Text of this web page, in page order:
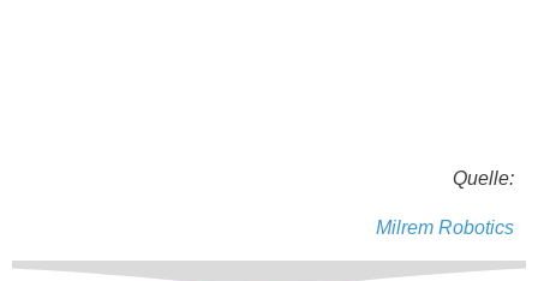
Quelle:
Milrem Robotics